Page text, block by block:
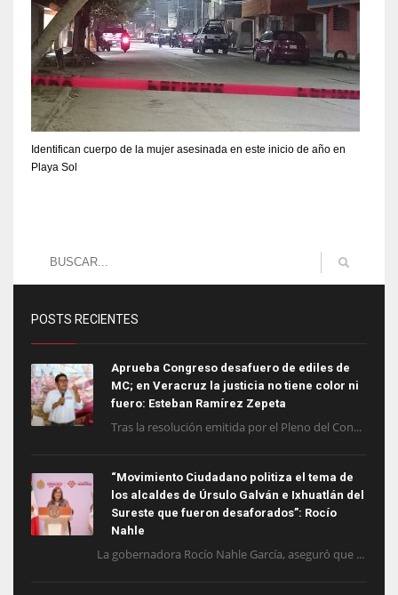
Identifican cuerpo de la mujer asesinada en este inicio de año en
Playa Sol
POSTS RECIENTES
Aprueba Congreso desafuero de ediles de
MC; en Veracruz la justicia no tiene color ni
fuero: Esteban Ramírez Zepeta
Tras la resolución emitida por el Pleno del Con...
“Movimiento Ciudadano politiza el tema de
los alcaldes de Úrsulo Galván e Ixhuatlán del
Sureste que fueron desaforados”: Rocío
Nahle
La gobernadora Rocío Nahle García, aseguró que ...